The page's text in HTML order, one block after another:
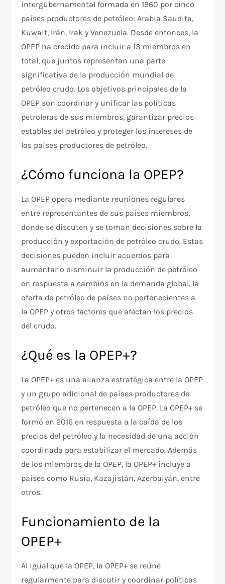
intergubernamental formada en 1960 por cinco
países productores de petróleo: Arabia Saudita,
Kuwait, Irán, Irak y Venezuela. Desde entonces, la
OPEP ha crecido para incluir a 13 miembros en
total, que juntos representan una parte
significativa de la producción mundial de
petróleo crudo. Los objetivos principales de la
OPEP son coordinar y unificar las políticas
petroleras de sus miembros, garantizar precios
estables del petróleo y proteger los intereses de
los países productores de petróleo.
¿Cómo funciona la OPEP?
La OPEP opera mediante reuniones regulares
entre representantes de sus países miembros,
donde se discuten y se toman decisiones sobre la
producción y exportación de petróleo crudo. Estas
decisiones pueden incluir acuerdos para
aumentar o disminuir la producción de petróleo
en respuesta a cambios en la demanda global, la
oferta de petróleo de países no pertenecientes a
la OPEP y otros factores que afectan los precios
del crudo.
¿Qué es la OPEP+?
La OPEP+ es una alianza estratégica entre la OPEP
y un grupo adicional de países productores de
petróleo que no pertenecen a la OPEP. La OPEP+ se
formó en 2016 en respuesta a la caída de los
precios del petróleo y la necesidad de una acción
coordinada para estabilizar el mercado. Además
de los miembros de la OPEP, la OPEP+ incluye a
países como Rusia, Kazajistán, Azerbaiyán, entre
otros.
Funcionamiento de la
OPEP+
Al igual que la OPEP, la OPEP+ se reúne
regularmente para discutir y coordinar políticas